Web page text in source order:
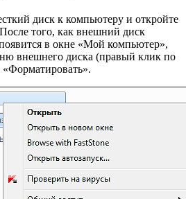
диск к компьютеру и откройте
того, как внешний диск
в окне «Мой компьютер»,
внешнего диска (правый клик по